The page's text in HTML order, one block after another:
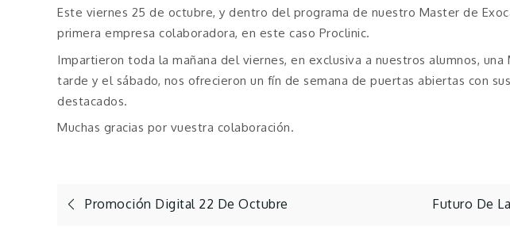
Este viernes 25 de octubre, y dentro del programa de nuestro Master de
primera empresa colaboradora, en este caso Proclinic.
Impartieron toda la mañana del viernes, en exclusiva a nuestros alumnos, una
tarde y el sábado, nos ofrecieron un fín de semana de puertas abiertas con
destacados.
Muchas gracias por vuestra colaboración.
Navegación
Promoción Digital 22 De Octubre Futuro De